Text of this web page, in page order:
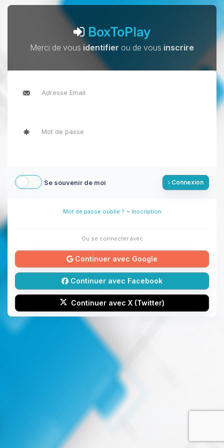
BoxToPlay
Merci de vous identifier ou de vous inscrire
Se souvenir de moi Connexion
Mot de passe oublié ? - Inscription
Ou se connecter avec
Continuer avec Google
Continuer avec Facebook
Continuer avec X (Twitter)